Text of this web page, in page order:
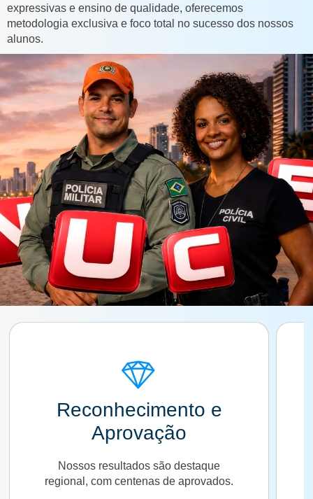
expressivas e ensino de qualidade, oferecemos
metodologia exclusiva e foco total no sucesso dos nossos
alunos.
Tradição e Inovação
Unimos anos de experiência a
online.